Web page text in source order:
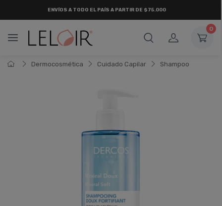
ENVÍOS A TODO EL PAÍS A PARTIR DE $75.000
0
Dermocosmética Cuidado Capilar Shampoo